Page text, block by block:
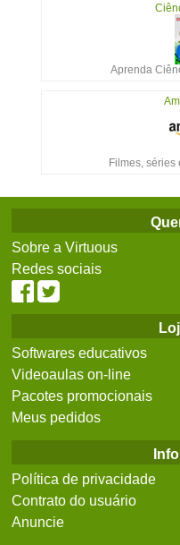
Aprenda
Filmes, séries
Sobre a Virtuous
Redes sociais
Softwares educativos
Videoaulas on-line
Pacotes promocionais
Meus pedidos
Política de privacidade
Contrato do usuário
Anuncie